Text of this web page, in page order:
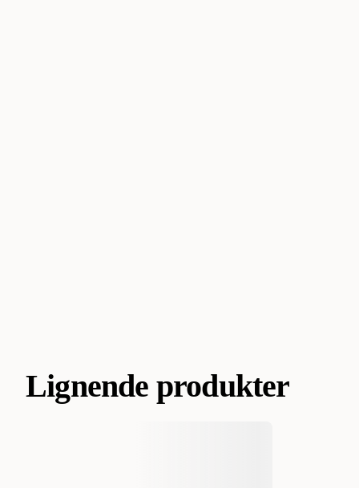
Lignende produkter